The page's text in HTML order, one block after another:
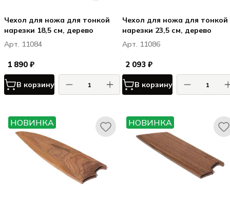
Чехол для ножа для тонкой
нарезки 18,5 см, дерево
Арт. 11084
1 890 ₽
В корзину
Чехол для ножа для тонкой
нарезки 23,5 см, дерево
Арт. 11086
2 093 ₽
В корзину
НОВИНКА НОВИНКА